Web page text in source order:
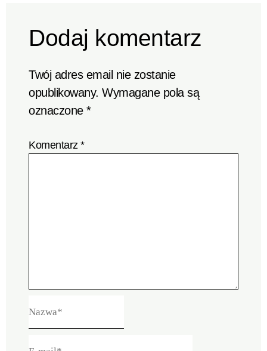
Dodaj komentarz
Twój adres email nie zostanie
opublikowany. Wymagane pola są
oznaczone*
Komentarz*